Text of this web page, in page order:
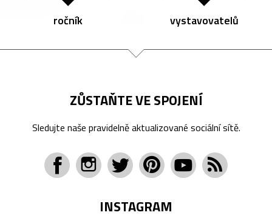
ročník vystavovatelů
ZŮSTAŇTE VE SPOJENÍ
Sledujte naše pravidelně aktualizované sociální sítě.
INSTAGRAM